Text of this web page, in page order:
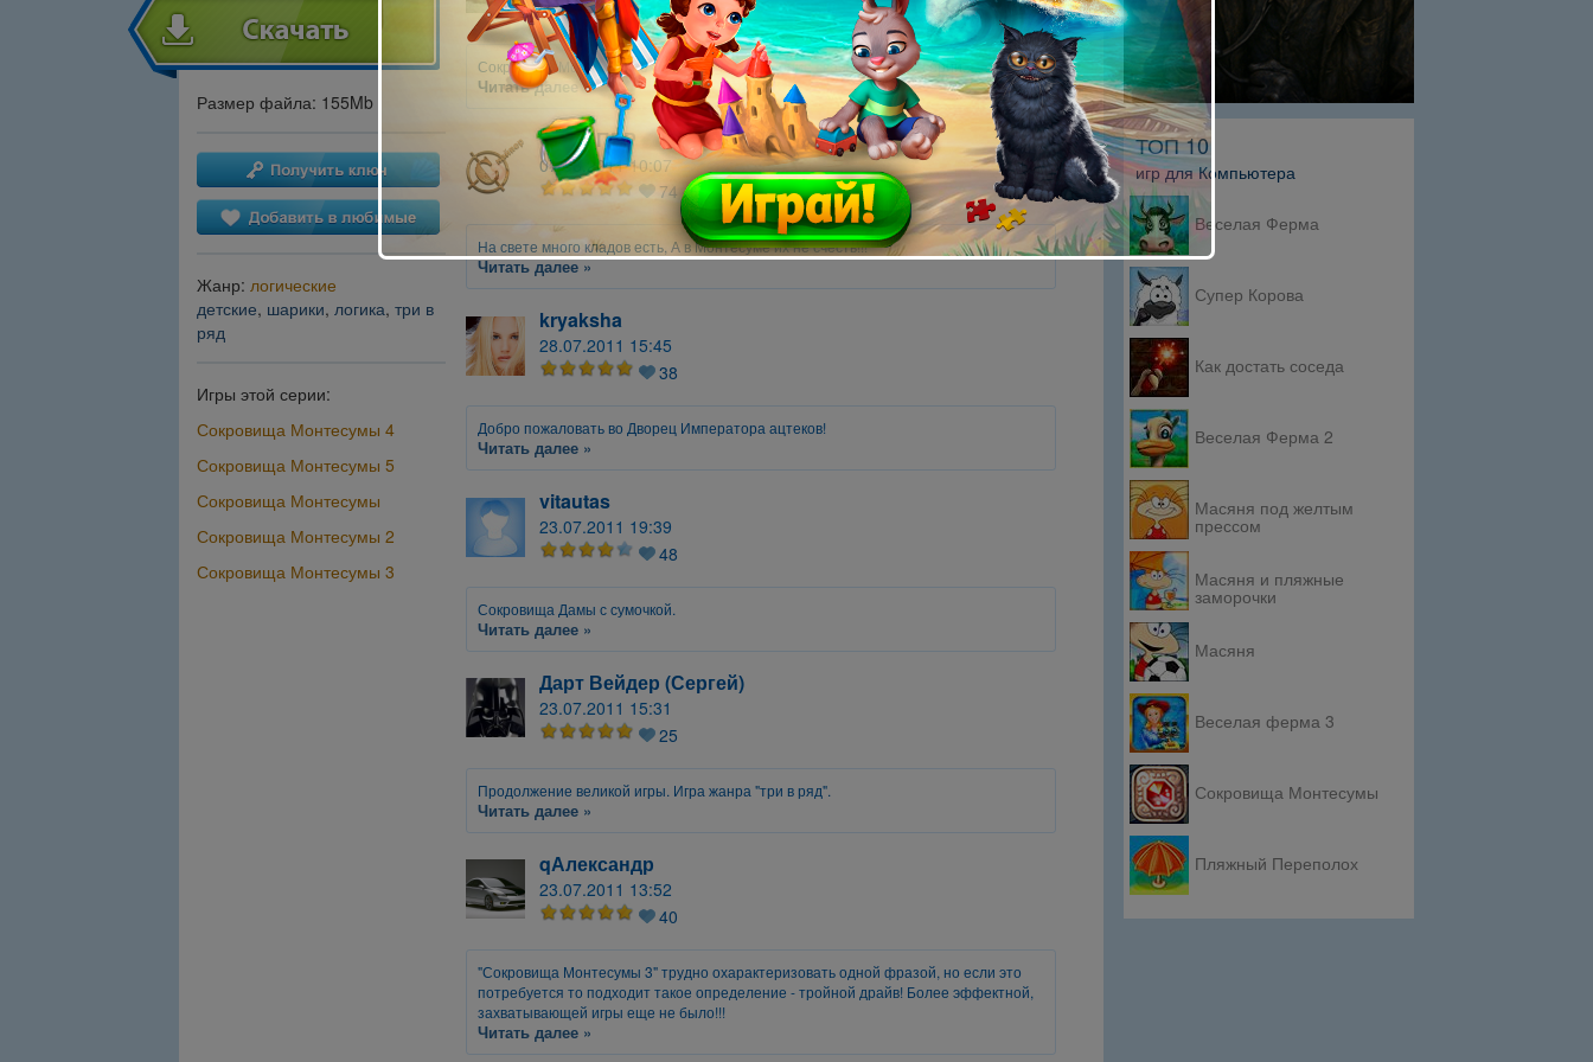
Размер файла: 155Mb
Жанр: логические
детские, шарики, логика, три в
ряд
Игры этой серии:
Сокровища Монтесумы 4
Сокровища Монтесумы 5
Сокровища Монтесумы
Сокровища Монтесумы 2
Сокровища Монтесумы 3
7
Сокровища Монтесумы 3 - удачное продолжение своих младших серий.
Читать далее »
СНАЙПЕР
07.08.2011 10:07
74
На свете много кладов есть, А в Монтесуме их не счесть!!!
Читать далее »
kryaksha
28.07.2011 15:45
38
Добро пожаловать во Дворец Императора ацтеков!
Читать далее »
vitautas
23.07.2011 19:39
48
Сокровища Дамы с сумочкой.
Читать далее »
Дарт Вейдер (Сергей)
23.07.2011 15:31
25
Продолжение великой игры. Игра жанра "три в ряд".
Читать далее »
qАлександр
23.07.2011 13:52
40
"Сокровища Монтесумы 3" трудно охарактеризовать одной фразой, но если это
потребуется то подходит такое определение - тройной драйв! Более эффектной,
захватывающей игры еще не было!!!
Читать далее »
ТОП 10
игр для Компьютера
Веселая Ферма
Супер Корова
Как достать соседа
Веселая Ферма 2
Масяня под желтым
прессом
Масяня и пляжные
заморочки
Масяня
Веселая ферма 3
Сокровища Монтесумы
Пляжный Переполох